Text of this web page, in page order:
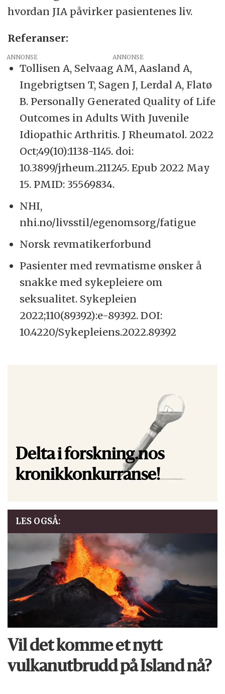
hvordan JIA påvirker pasientenes liv.
Referanser:
ANNONSE
Tollisen A, Selvaag AM, Aasland A,
Ingebrigtsen T, Sagen J, Lerdal A, Flatø
B. Personally Generated Quality of Life
Outcomes in Adults With Juvenile
Idiopathic Arthritis. J Rheumatol. 2022
Oct;49(10):1138-1145. doi:
10.3899/jrheum.211245. Epub 2022 May
15. PMID: 35569834.
NHI,
nhi.no/livsstil/egenomsorg/fatigue
Norsk revmatikerforbund
Pasienter med revmatisme ønsker å
snakke med sykepleiere om
seksualitet. Sykepleien
2022;110(89392):e-89392. DOI:
10.4220/Sykepleiens.2022.89392
Delta i forskning.nos
kronikkonkurranse!
LES OGSÅ:
Vil det komme et nytt
vulkan­utbrudd på Island nå?